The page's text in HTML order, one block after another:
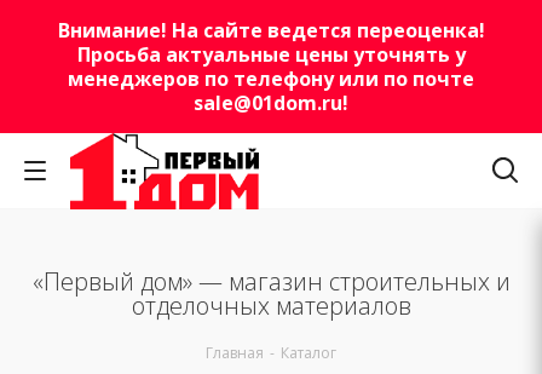
Внимание! На сайте ведется переоценка!
Просьба актуальные цены уточнять у
менеджеров по телефону или по почте
sale@01dom.ru!
«Первый дом» — магазин строительных и
отделочных материалов
Главная - Каталог